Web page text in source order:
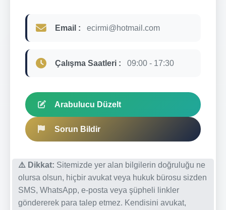
Email : ecirmi@hotmail.com
Çalışma Saatleri : 09:00 - 17:30
Arabulucu Düzelt
Sorun Bildir
⚠️ Dikkat: Sitemizde yer alan bilgilerin doğruluğu ne
olursa olsun, hiçbir avukat veya hukuk bürosu sizden
SMS, WhatsApp, e-posta veya şüpheli linkler
göndererek para talep etmez. Kendisini avukat,